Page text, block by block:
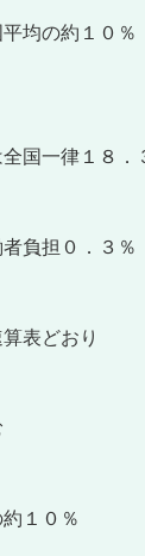
平均の約１０
国一律１８．
負担０．３％
表どおり
１０％